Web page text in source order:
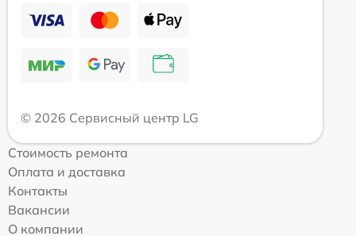
© 2026 Сервисный центр LG
Стоимость ремонта
Оплата и доставка
Контакты
Вакансии
О компании